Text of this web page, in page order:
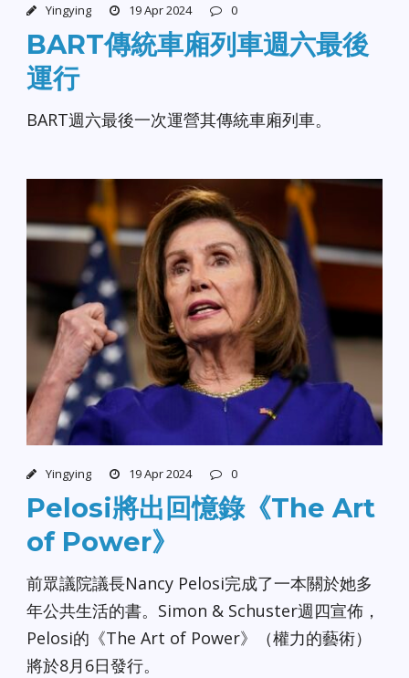
Yingying 19 Apr 2024 0
BART傳統車廂列車週六最後
運行
BART週六最後一次運營其傳統車廂列車。
Yingying 19 Apr 2024 0
Pelosi將出回憶錄《The Art
of Power》
前眾議院議長Nancy Pelosi完成了一本關於她多
年公共生活的書。Simon & Schuster週四宣佈，
Pelosi的《The Art of Power》（權力的藝術）
將於8月6日發行。